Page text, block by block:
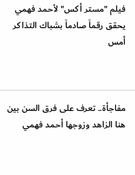
فيلم "مستر أكس" لأحمد فهمي
يحقق رقماً صادماً بشباك التذاكر
أمس
مفاجأة.. تعرف على فرق السن بين
هنا الزاهد وزوجها أحمد فهمي